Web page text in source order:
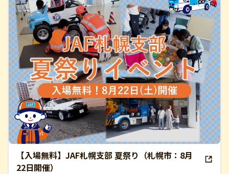
【入場無料】JAF札幌支部 夏祭り（札幌市：8月
22日開催）